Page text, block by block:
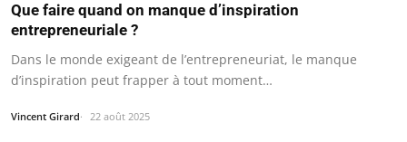
Que faire quand on manque d’inspiration
entrepreneuriale ?
Dans le monde exigeant de l’entrepreneuriat, le manque
d’inspiration peut frapper à tout moment…
Vincent Girard 22 août 2025